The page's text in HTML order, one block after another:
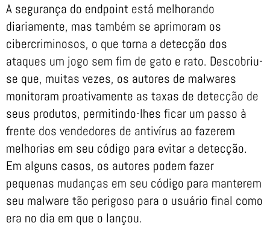
A segurança do endpoint está melhorando
diariamente, mas também se aprimoram os
cibercriminosos, o que torna a detecção dos
ataques um jogo sem fim de gato e rato. Descobriu-
se que, muitas vezes, os autores de malwares
monitoram proativamente as taxas de detecção de
seus produtos, permitindo-lhes ficar um passo à
frente dos vendedores de antivírus ao fazerem
melhorias em seu código para evitar a detecção.
Em alguns casos, os autores podem fazer
pequenas mudanças em seu código para manterem
seu malware tão perigoso para o usuário final como
era no dia em que o lançou.